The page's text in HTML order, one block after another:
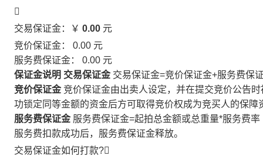

交易保证金：￥ 0.00 元
竞价保证金： 0.00 元
服务费保证金： 0.00 元
保证金说明 交易保证金 交易保证金=竞价保证金+服务费保
竞价保证金 竞价保证金由出卖人设定，并在提交竞价公告
功锁定同等金额的资金后方可取得竞价权成为竞买人的保障
服务费保证金 服务费保证金=起拍总金额或总重量*服务费率
服务费扣款成功后，服务费保证金释放。
交易保证金如何打款?